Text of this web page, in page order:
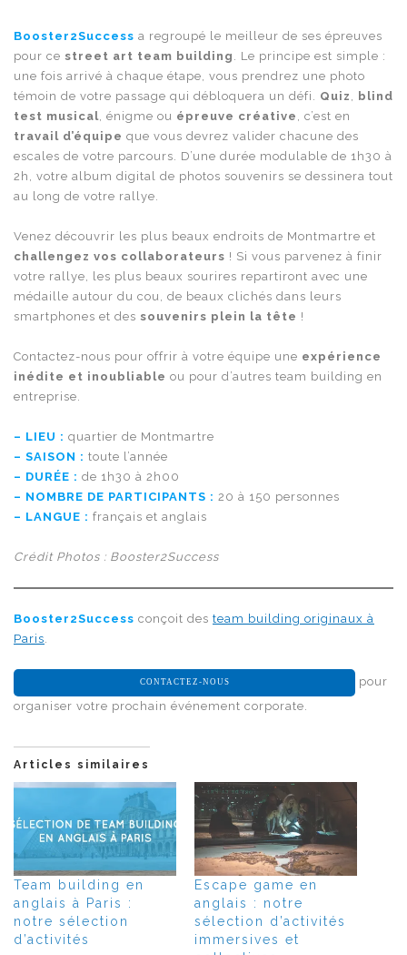
Booster2Success a regroupé le meilleur de ses épreuves
pour ce street art team building . Le principe est simple :
une fois arrivé à chaque étape, vous prendrez une photo
témoin de votre passage qui débloquera un défi. Quiz , blind
test musical, énigme ou épreuve créative , c’est en
travail d’équipe que vous devrez valider chacune des
escales de votre parcours. D’une durée modulable de 1h30 à
2h, votre album digital de photos souvenirs se dessinera tout
au long de votre rallye.
Venez découvrir les plus beaux endroits de Montmartre et
challengez vos collaborateurs ! Si vous parvenez à finir
votre rallye, les plus beaux sourires repartiront avec une
médaille autour du cou, de beaux clichés dans leurs
smartphones et des souvenirs plein la tête !
Contactez-nous pour offrir à votre équipe une expérience
inédite et inoubliable ou pour d’autres team building en
entreprise.
– LIEU : quartier de Montmartre
– SAISON : toute l’année
– DURÉE : de 1h30 à 2h00
– NOMBRE DE PARTICIPANTS : 20 à 150 personnes
– LANGUE : français et anglais
Crédit Photos : Booster2Success
Booster2Success conçoit des team building originaux à
Paris.
CONTACTEZ-NOUS
pour
organiser votre prochain événement corporate.
Articles similaires
Team building en
anglais à Paris :
notre sélection
d’activités
Escape game en
anglais : notre
sélection d’activités
immersives et